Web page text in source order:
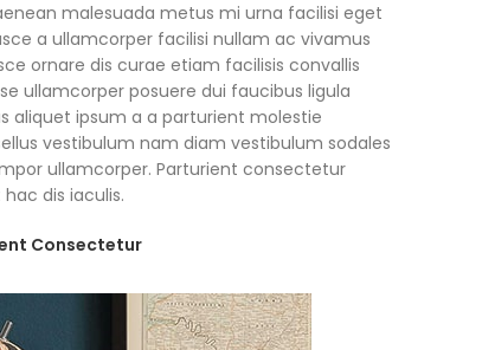
malesuada metus mi urna facilisi eget
a ullamcorper facilisi nullam ac vivamus
ornare dis curae etiam facilisis convallis
ullamcorper posuere dui faucibus ligula
aliquet ipsum a a parturient molestie
vestibulum nam diam vestibulum sodales
ullamcorper. Parturient consectetur
dis iaculis.
Consectetur